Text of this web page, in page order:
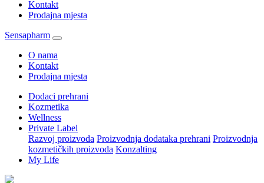
Kontakt
Prodajna mjesta
Sensapharm
O nama
Kontakt
Prodajna mjesta
Dodaci prehrani
Kozmetika
Wellness
Private Label
Razvoj proizvoda Proizvodnja dodataka prehrani Proizvodnja
kozmetičkih proizvoda Konzalting
My Life